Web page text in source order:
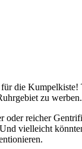
die
zu werben.
reicher
vielleicht